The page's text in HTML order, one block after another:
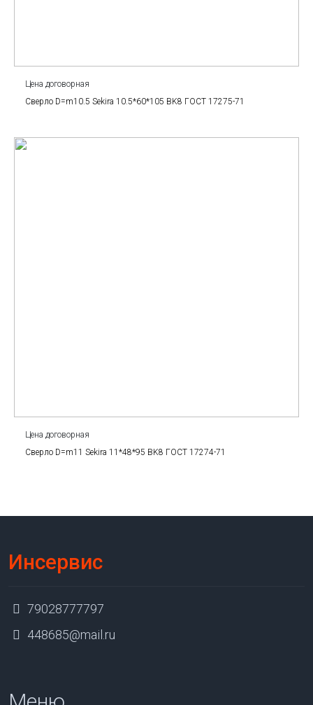
Цена договорная
Сверло D=m10.5 Sekira 10.5*60*105 BK8 ГОСТ 17275-71
Цена договорная
Сверло D=m11 Sekira 11*48*95 BK8 ГОСТ 17274-71
Инсервис
79028777797
448685@mail.ru